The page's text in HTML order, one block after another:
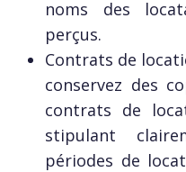
noms des
perçus.
Contrats de
conservez des
contrats de
stipulant
périodes de